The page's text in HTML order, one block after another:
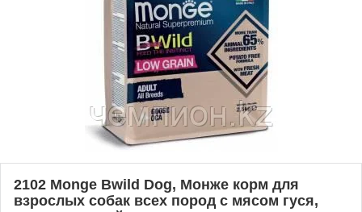
2102 Monge Bwild Dog, Монже корм для
взрослых собак всех пород с мясом гуся,